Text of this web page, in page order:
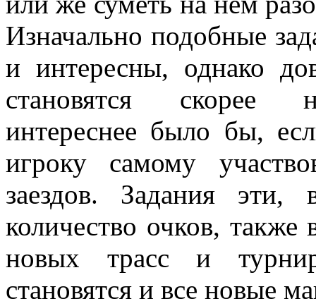
Изначально подобные
и интересны, однако
становятся скорее
интереснее было бы,
игроку самому
заездов. Задания эти,
количество очков,
новых трасс и
становятся и все новые